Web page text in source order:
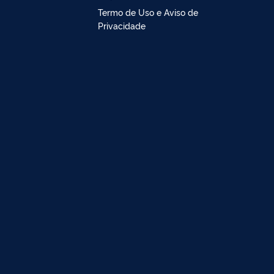
Termo de Uso e Aviso de
Privacidade